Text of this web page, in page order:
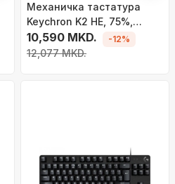
Механичка тастатура
Keychron K2 HE, 75%,
безжична, RGB
10,590 MKD.
12,077 MKD.
-12%